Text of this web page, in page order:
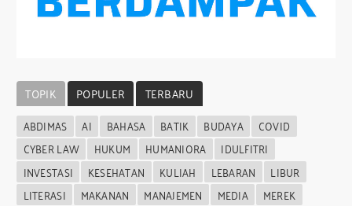
TOPIK POPULER
TERBARU
ABDIMAS
AI BAHASA BATIK BUDAYA
COVID
CYBER LAW
HUKUM HUMANIORA
IDULFITRI
INVESTASI
KESEHATAN KULIAH LEBARAN
LIBUR
LITERASI
MAKANAN MANAJEMEN MEDIA
MEREK